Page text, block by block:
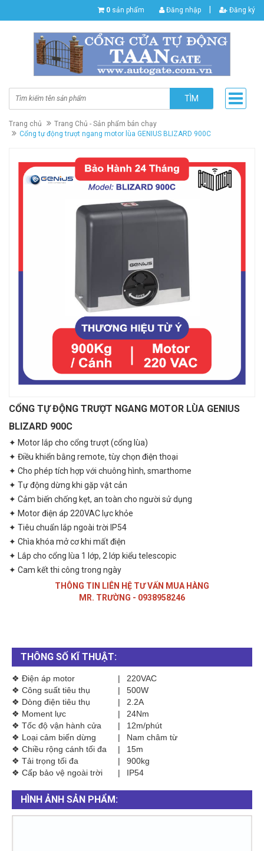
0 sản phẩm Đăng nhập Đăng ký
TÌM
Trang chủ
Trang Chủ - Sản phẩm bán chạy
Cổng tự động trượt ngang motor lùa GENIUS BLIZARD 900C
CỔNG TỰ ĐỘNG TRƯỢT NGANG MOTOR LÙA GENIUS
BLIZARD 900C
✦ Motor lắp cho cổng trượt (cổng lùa)
✦ Điều khiển bằng remote, tùy chọn điện thoại
✦ Cho phép tích hợp với chuông hình, smarthome
✦ Tự động dừng khi gặp vật cản
✦ Cảm biến chống kẹt, an toàn cho người sử dụng
✦ Motor điện áp 220VAC lực khỏe
✦ Tiêu chuẩn lắp ngoài trời IP54
✦ Chìa khóa mở cơ khi mất điện
✦ Lắp cho cổng lùa 1 lớp, 2 lớp kiểu telescopic
✦ Cam kết thi công trong ngày
THÔNG TIN LIÊN HỆ TƯ VẤN MUA HÀNG
MR. TRƯỜNG - 0938958246
THÔNG SỐ KĨ THUẬT:
❖ Điện áp motor |
220VAC
❖ Công suất tiêu thụ
|
500W
❖ Dòng điện tiêu thụ
|
2.2A
❖ Moment lực
|
24Nm
❖ Tốc độ vận hành cửa
|
12m/phút
❖ Loại cảm biến dừng
|
Nam châm từ
❖ Chiều rộng cánh tối đa
|
15m
❖ Tải trọng tối đa
|
900kg
❖ Cấp bảo vệ ngoài trời
| IP54
HÌNH ẢNH SẢN PHẨM: